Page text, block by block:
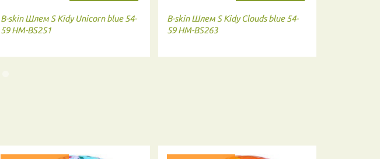
B-skin Шлем S Kidy Unicorn blue 54-
59 HM-BS251
B-skin Шлем S Kidy Clouds blue 54-
59 HM-BS263